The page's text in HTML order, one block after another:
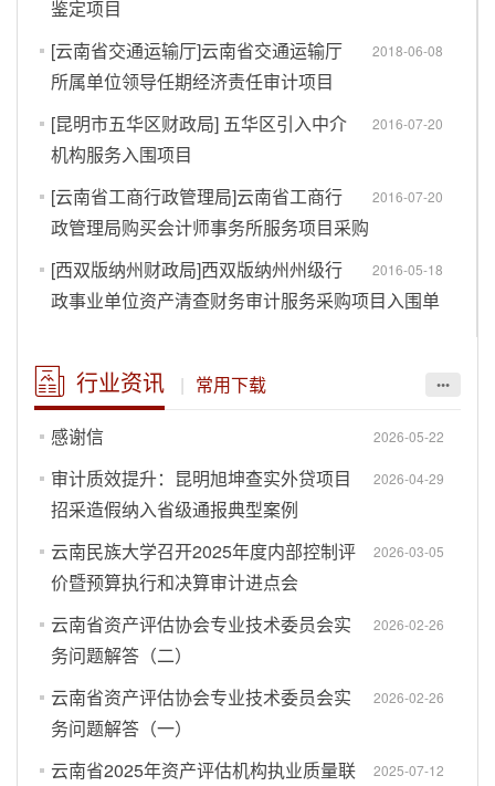
鉴定项目
2018-06-08
[云南省交通运输厅]云南省交通运输厅
所属单位领导任期经济责任审计项目
2016-07-20
[昆明市五华区财政局] 五华区引入中介
机构服务入围项目
2016-07-20
[云南省工商行政管理局]云南省工商行
政管理局购买会计师事务所服务项目采购
2016-05-18
[西双版纳州财政局]西双版纳州州级行
政事业单位资产清查财务审计服务采购项目入围单
【云南省财政厅】云南省财政厅2016-
2017年度省级行政事业单位资产评估机构定点入
围单位
2016-05-18
[云南电网有限责任公司]云南电网有限
责任公司玉溪供电局工程财务决算编制委托入围单
位
[中国科技部]“十三五”期间国家科技计划
资金审计会计师事务所入围项目入围单位
[云南省审计厅]会计师事务所参与政府
投资建设项目审计资格入围采购项目入围单位
行业资讯 | 常用下载 •••
2026-05-22
感谢信
2026-04-29
审计质效提升：昆明旭坤查实外贷项目
招采造假纳入省级通报典型案例
2026-03-05
云南民族大学召开2025年度内部控制评
价暨预算执行和决算审计进点会
2026-02-26
云南省资产评估协会专业技术委员会实
务问题解答（二）
2026-02-26
云南省资产评估协会专业技术委员会实
务问题解答（一）
2025-07-12
云南省2025年资产评估机构执业质量联